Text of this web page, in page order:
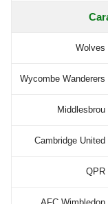
Wolves
Wycombe Wanderers
Middlesbrou
Cambridge United
QPR